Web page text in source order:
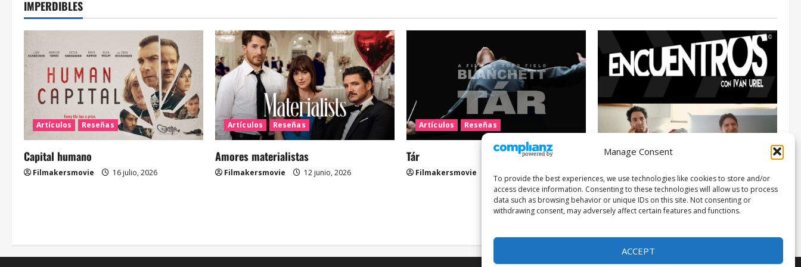
Manage Consent
To provide the best experiences, we use technologies like cookies to store and/or
access device information. Consenting to these technologies will allow us to process
data such as browsing behavior or unique IDs on this site. Not consenting or
withdrawing consent, may adversely affect certain features and functions.
ACCEPT
IMPERDIBLES
Artículos Reseñas
Capital humano
Filmakersmovie 16 julio, 2026
Artículos Reseñas
Amores materialistas
Filmakersmovie 12 junio, 2026
Artículos Reseñas
Tár
Filmakersmovie
ENCUENTROS CON IVÁN URIEL T3E22:
JUAN PATRICIO RIVEROLL